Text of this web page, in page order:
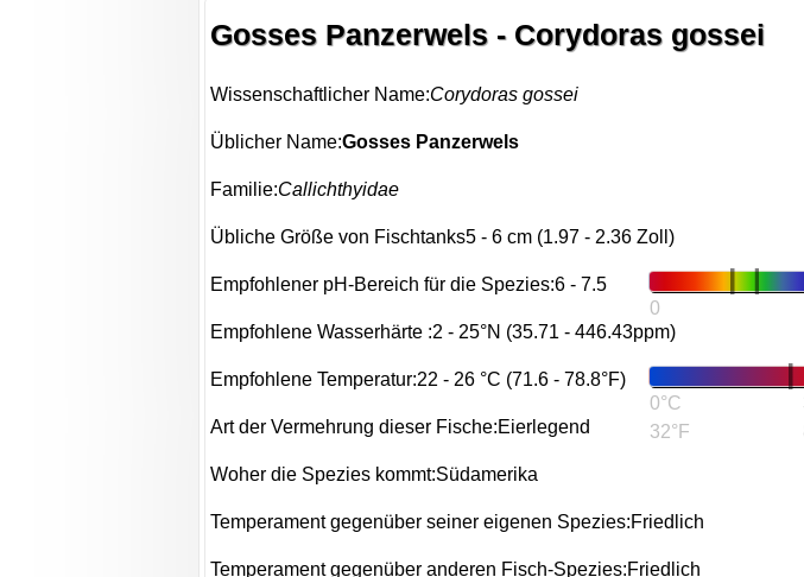
Gosses Panzerwels - Corydoras gossei
Wissenschaftlicher Name:Corydoras gossei
Üblicher Name:Gosses Panzerwels
Familie:Callichthyidae
Übliche Größe von Fischtanks5 - 6 cm (1.97 - 2.36 Zoll)
0
Empfohlener pH-Bereich für die Spezies:6 - 7.5
Empfohlene Wasserhärte :2 - 25°N (35.71 - 446.43ppm)
0°C
32°F
Empfohlene Temperatur:22 - 26 °C (71.6 - 78.8°F)
Art der Vermehrung dieser Fische:Eierlegend
Woher die Spezies kommt:Südamerika
Temperament gegenüber seiner eigenen Spezies:Friedlich
Temperament gegenüber anderen Fisch-Spezies:Friedlich